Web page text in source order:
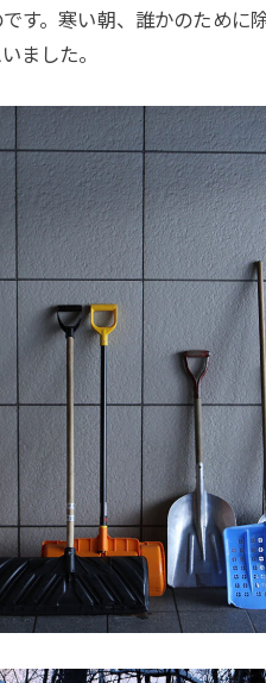
す。寒い朝、誰かのために
ました。